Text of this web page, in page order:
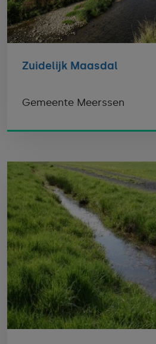
Zuidelijk Maasdal
Gemeente Meerssen